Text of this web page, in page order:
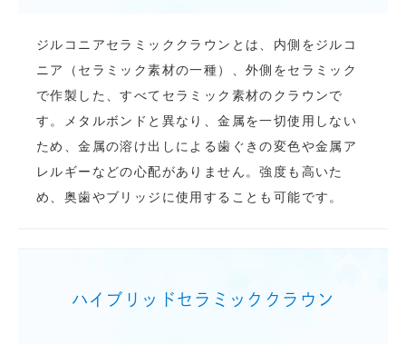
ジルコニアセラミッククラウンとは、内側をジルコ
ニア（セラミック素材の一種）、外側をセラミック
で作製した、すべてセラミック素材のクラウンで
す。メタルボンドと異なり、金属を一切使用しない
ため、金属の溶け出しによる歯ぐきの変色や金属ア
レルギーなどの心配がありません。強度も高いた
め、奥歯やブリッジに使用することも可能です。
ハイブリッドセラミッククラウン